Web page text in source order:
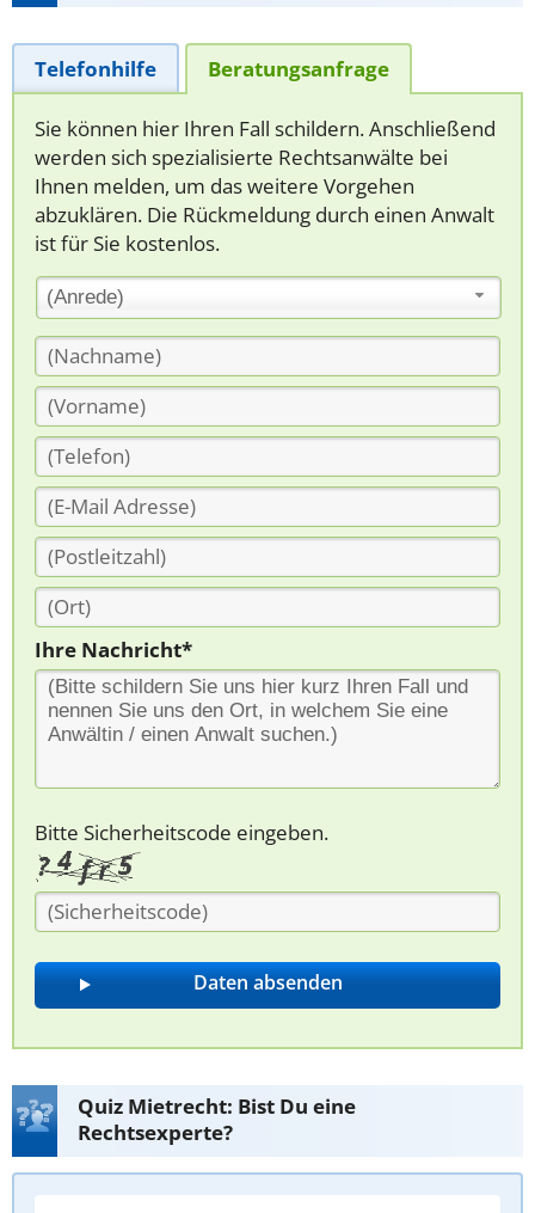
Telefonhilfe Beratungsanfrage
Sie können hier Ihren Fall schildern. Anschließend
werden sich spezialisierte Rechtsanwälte bei
Ihnen melden, um das weitere Vorgehen
abzuklären. Die Rückmeldung durch einen Anwalt
ist für Sie kostenlos.
(Anrede)
Ihre Nachricht*
Bitte Sicherheitscode eingeben.
Quiz Mietrecht: Bist Du eine
Rechtsexperte?